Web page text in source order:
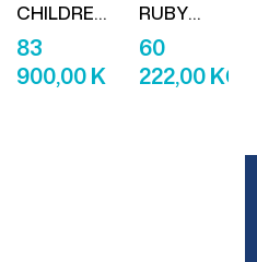
Přidat Do Košíku
CHILDRE
N 3000
PLUS
83
900,00KČ
Přidat Do
RUBY
Ultralehký
Dětský
60
222,00KČ